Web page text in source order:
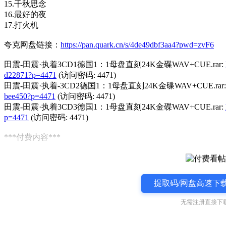
15.千秋思念
16.最好的夜
17.打火机
夸克网盘链接： https://pan.quark.cn/s/4de49dbf3aa4?pwd=zvF6
田震-田震·执着3CD1德国1：1母盘直刻24K金碟WAV+CUE.rar:
d22871?p=4471 (访问密码: 4471)
田震-田震·执着-3CD2德国1：1母盘直刻24K金碟
bee450?p=4471 (访问密码: 4471)
田震-田震·执着3CD3德国1：1母盘直刻24K金碟WAV+CUE.rar:
p=4471 (访问密码: 4471)
***付费内容***
提取码/网盘高速下
无需注册直接下